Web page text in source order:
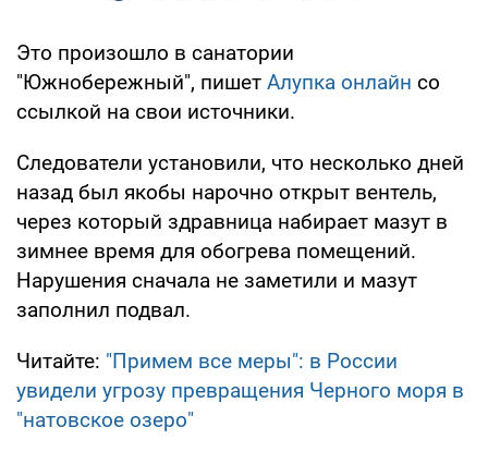
Это произошло в санатории
"Южнобережный", пишет Алупка онлайн со
ссылкой на свои источники.
Следователи установили, что несколько дней
назад был якобы нарочно открыт вентель,
через который здравница набирает мазут в
зимнее время для обогрева помещений.
Нарушения сначала не заметили и мазут
заполнил подвал.
Читайте: "Примем все меры": в России
увидели угрозу превращения Черного моря в
"натовское озеро"